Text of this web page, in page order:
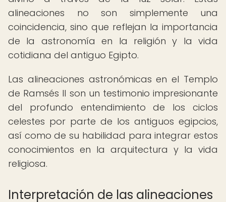
alineaciones no son simplemente una
coincidencia, sino que reflejan la importancia
de la astronomía en la religión y la vida
cotidiana del antiguo Egipto.
Las alineaciones astronómicas en el Templo
de Ramsés II son un testimonio impresionante
del profundo entendimiento de los ciclos
celestes por parte de los antiguos egipcios,
así como de su habilidad para integrar estos
conocimientos en la arquitectura y la vida
religiosa.
Interpretación de las alineaciones